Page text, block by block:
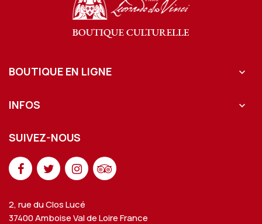
BOUTIQUE EN LIGNE 
INFOS 
SUIVEZ-NOUS
2, rue du Clos Lucé
37400 Amboise Val de Loire France